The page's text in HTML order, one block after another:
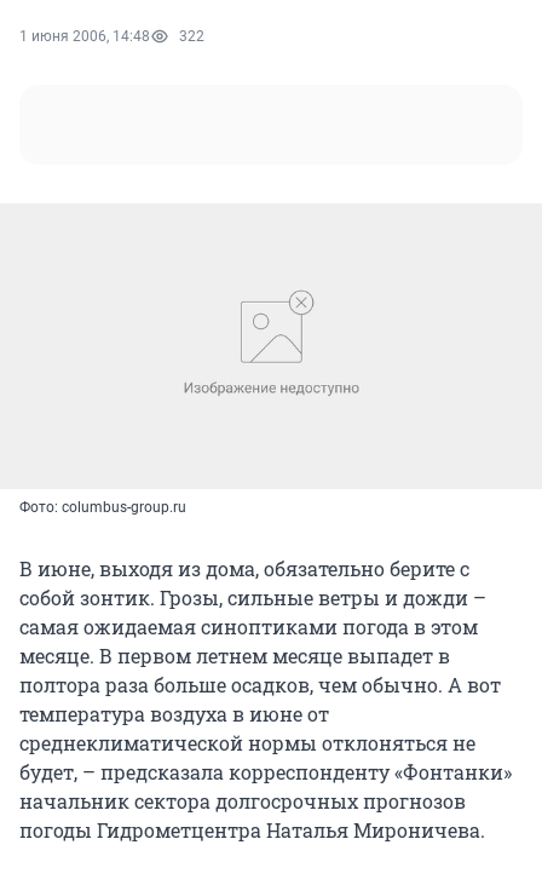
1 июня 2006, 14:48 322
Фото: columbus-group.ru
В июне, выходя из дома, обязательно берите с
собой зонтик. Грозы, сильные ветры и дожди –
самая ожидаемая синоптиками погода в этом
месяце. В первом летнем месяце выпадет в
полтора раза больше осадков, чем обычно. А вот
температура воздуха в июне от
среднеклиматической нормы отклоняться не
будет, – предсказала корреспонденту «Фонтанки»
начальник сектора долгосрочных прогнозов
погоды Гидрометцентра Наталья Мироничева.